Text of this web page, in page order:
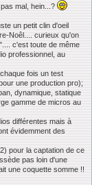
mal, hein...?
un petit clin d'oeil
Noêl.... curieux qu'on
c'est toute de même
professionnel, au
fois un test
une production pro);
dynamique, statique
gamme de micros au
différentes mais à
évidemment des
pour la captation de ce
pas loin d'une
une coquette somme !!